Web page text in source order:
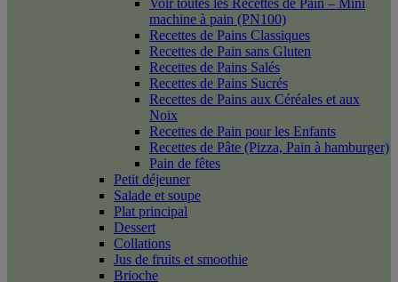
Voir toutes les Recettes de Pain – Mini
machine à pain (PN100)
Recettes de Pains Classiques
Recettes de Pain sans Gluten
Recettes de Pains Salés
Recettes de Pains Sucrés
Recettes de Pains aux Céréales et aux
Noix
Recettes de Pain pour les Enfants
Recettes de Pâte (Pizza, Pain à hamburger)
Pain de fêtes
Petit déjeuner
Salade et soupe
Plat principal
Dessert
Collations
Jus de fruits et smoothie
Brioche